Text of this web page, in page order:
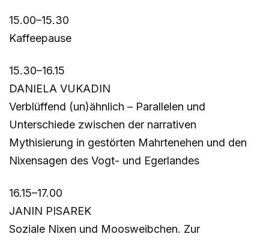
15.00–15.30
Kaffeepause
15.30–16.15
DANIELA VUKADIN
Verblüffend (un)ähnlich – Parallelen und
Unterschiede zwischen der narrativen
Mythisierung in gestörten Mahrtenehen und den
Nixensagen des Vogt- und Egerlandes
16.15–17.00
JANIN PISAREK
Soziale Nixen und Moosweibchen. Zur